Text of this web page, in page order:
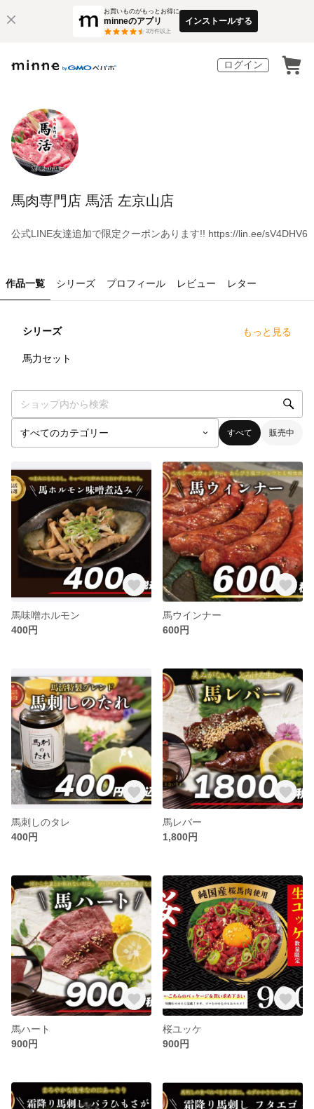
お買いものがもっとお得に
minneのアプリ
3万件以上
インストールする
ログイン
馬肉専門店 馬活 左京山店
公式LINE友達追加で限定クーポンあります!! https://lin.ee/sV4DHV6
作品一覧 シリーズ プロフィール レビュー レター
シリーズ もっと見る
馬力セット
すべて 販売中
馬味噌ホルモン
400円
馬ウインナー
600円
馬刺しのタレ
400円
馬レバー
1,800円
馬ハート
900円
桜ユッケ
900円